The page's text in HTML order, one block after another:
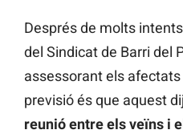
Després de molts
del Sindicat de Barri del
assessorant els
previsió és que aquest
reunió entre els veïns i